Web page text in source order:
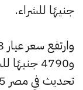
جنيهًا للشراء.
تحديث في مصر 365.